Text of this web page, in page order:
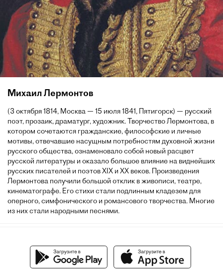
Михаил Лермонтов
(3 октября 1814, Москва — 15 июля 1841, Пятигорск) — русский
поэт, прозаик, драматург, художник. Творчество Лермонтова, в
котором сочетаются гражданские, философские и личные
мотивы, отвечавшие насущным потребностям духовной жизни
русского общества, ознаменовало собой новый расцвет
русской литературы и оказало большое влияние на виднейших
русских писателей и поэтов XIX и XX веков. Произведения
Лермонтова получили большой отклик в живописи, театре,
кинематографе. Его стихи стали подлинным кладезем для
оперного, симфонического и романсового творчества. Многие
из них стали народными песнями.